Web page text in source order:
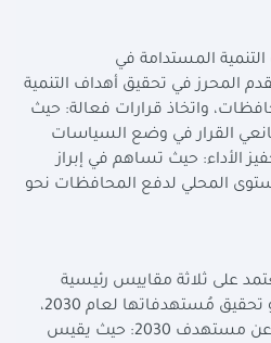
المستدامة في
المحرز في تحقيق أهداف التنمية
واتخاذ قرارات فعالة: حيث
القرار في وضع السياسات
الأداء: حيث تساهم في إبراز
المحلي لدفع المحافظات نحو
على ثلاثة مقاييس رئيسية
لمتابعة أداء كل محافظة نحو تحقيق مُستهدفاتها لعام 2030،
وذلك على النحو التالي، البعد عن مستهدف 2030: حيث يقيس